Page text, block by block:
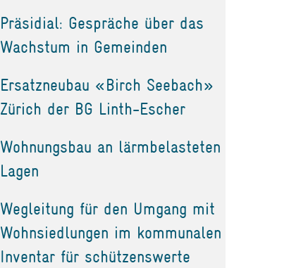
Präsidial: Gespräche über das
Wachstum in Gemeinden
Ersatzneubau «Birch Seebach»
Zürich der BG Linth-Escher
Wohnungsbau an lärmbelasteten
Lagen
Wegleitung für den Umgang mit
Wohnsiedlungen im kommunalen
Inventar für schützenswerte